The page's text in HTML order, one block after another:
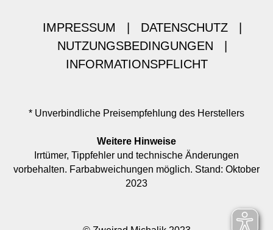
IMPRESSUM DATENSCHUTZ
NUTZUNGSBEDINGUNGEN
INFORMATIONSPFLICHT
* Unverbindliche Preisempfehlung des Herstellers
Weitere Hinweise
Irrtümer, Tippfehler und technische Änderungen
vorbehalten. Farbabweichungen möglich. Stand: Oktober
2023